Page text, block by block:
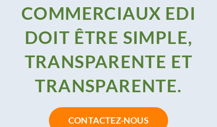
COMMERCIAUX EDI
DOIT ÊTRE SIMPLE,
TRANSPARENTE ET
TRANSPARENTE.
CONTACTEZ-NOUS